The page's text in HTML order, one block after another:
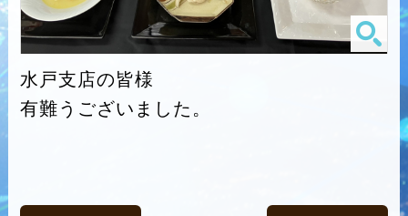
水戸支店の皆様
有難うございました。